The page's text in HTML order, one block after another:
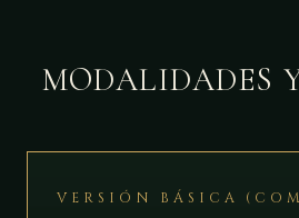
MODALIDADES
VERSIÓN BÁSICA